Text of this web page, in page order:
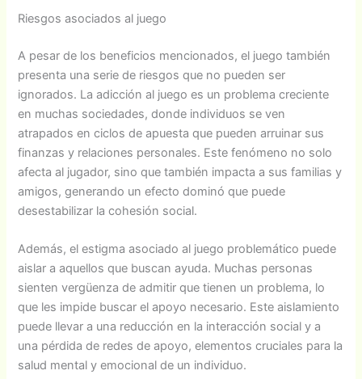
Riesgos asociados al juego
A pesar de los beneficios mencionados, el juego también
presenta una serie de riesgos que no pueden ser
ignorados. La adicción al juego es un problema creciente
en muchas sociedades, donde individuos se ven
atrapados en ciclos de apuesta que pueden arruinar sus
finanzas y relaciones personales. Este fenómeno no solo
afecta al jugador, sino que también impacta a sus familias y
amigos, generando un efecto dominó que puede
desestabilizar la cohesión social.
Además, el estigma asociado al juego problemático puede
aislar a aquellos que buscan ayuda. Muchas personas
sienten vergüenza de admitir que tienen un problema, lo
que les impide buscar el apoyo necesario. Este aislamiento
puede llevar a una reducción en la interacción social y a
una pérdida de redes de apoyo, elementos cruciales para la
salud mental y emocional de un individuo.